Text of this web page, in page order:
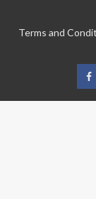
Terms and